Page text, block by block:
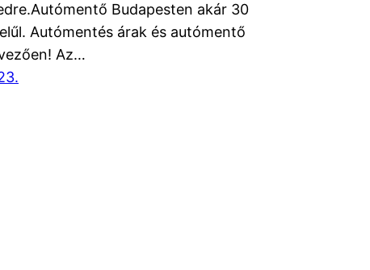
Budapesten akár 30
Autómentés árak és autómentő
Az…